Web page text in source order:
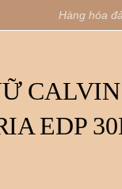
Hàng hóa
EDP